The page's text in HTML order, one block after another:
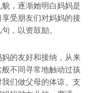
，逐渐她明白妈妈是
受朋友们对妈妈的接
，以资鼓励。
的友好和接纳，从来
不同寻常地触动过孩
们做父母的体谅、支